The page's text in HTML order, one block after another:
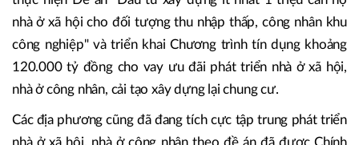
dứt điểm".
Bộ Xây dựng đã có nhiều văn bản đôn đốc, hướng dẫn,
NHNN có nhiều văn bản để tháo gỡ khó khăn về nguồn
vốn tín dụng thúc đẩy phát triển nhà ở xã hội, triển khai
nhà ở xã hội cho đối tượng thu nhập thấp, công nhân khu